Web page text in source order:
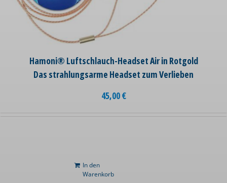
Hamoni® Luftschlauch-Headset Air in Rotgold
Das strahlungsarme Headset zum Verlieben
45,00€
In den
Warenkorb